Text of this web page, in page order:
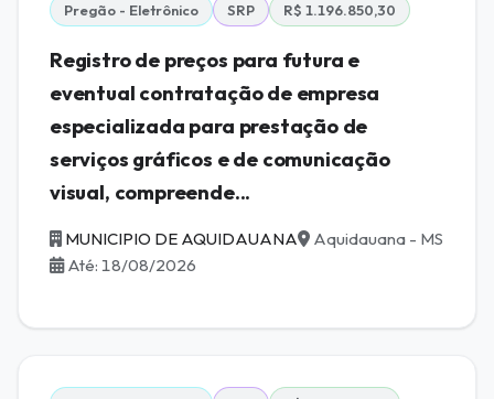
Pregão - Eletrônico SRP R$ 1.196.850,30
Registro de preços para futura e
eventual contratação de empresa
especializada para prestação de
serviços gráficos e de comunicação
visual, compreende...
MUNICIPIO DE AQUIDAUANA
Aquidauana - MS
Até: 18/08/2026